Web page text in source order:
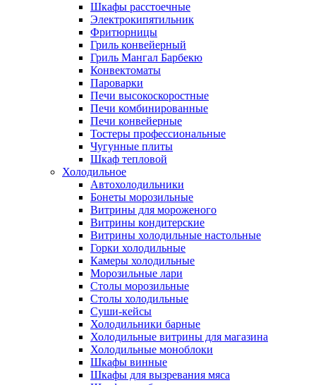
Шкафы расстоечные
Электрокипятильник
Фритюрницы
Гриль конвейерный
Гриль Мангал Барбекю
Конвектоматы
Пароварки
Печи высокоскоростные
Печи комбинированные
Печи конвейерные
Тостеры профессиональные
Чугунные плиты
Шкаф тепловой
Холодильное
Автохолодильники
Бонеты морозильные
Витрины для мороженого
Витрины кондитерские
Витрины холодильные настольные
Горки холодильные
Камеры холодильные
Морозильные лари
Столы морозильные
Столы холодильные
Суши-кейсы
Холодильники барные
Холодильные витрины для магазина
Холодильные моноблоки
Шкафы винные
Шкафы для вызревания мяса